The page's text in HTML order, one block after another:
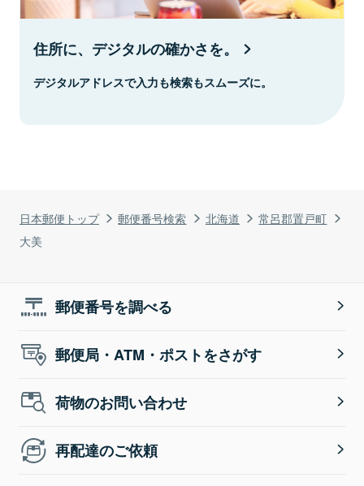
日本郵便トップ 郵便番号検索 北海道
常呂郡置戸町
大美
住所に、デジタルの確かさを。
デジタルアドレスで入力も検索もスムーズに。
郵便番号を調べる
郵便局・ATM・ポストをさがす
荷物のお問い合わせ
再配達のご依頼